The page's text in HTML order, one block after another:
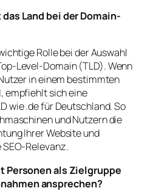
Land bei der Domain-
Rolle bei der Auswahl
Level-Domain (TLD). Wenn
in einem bestimmten
empfiehlt sich eine
wie .de für Deutschland. So
und Nutzern die
Ihrer Website und
Relevanz.
Personen als Zielgruppe
ansprechen?